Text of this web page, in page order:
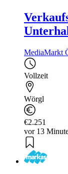
MediaMarkt
Vollzeit
Wörgl
€2.251
vor 13